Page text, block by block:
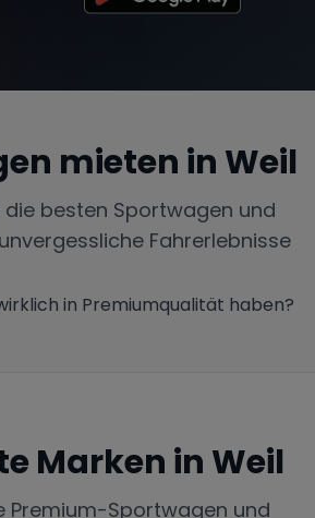
mieten in Weil
die besten Sportwagen und
Fahrerlebnisse
in Premiumqualität haben?
Marken in Weil
Premium-Sportwagen und